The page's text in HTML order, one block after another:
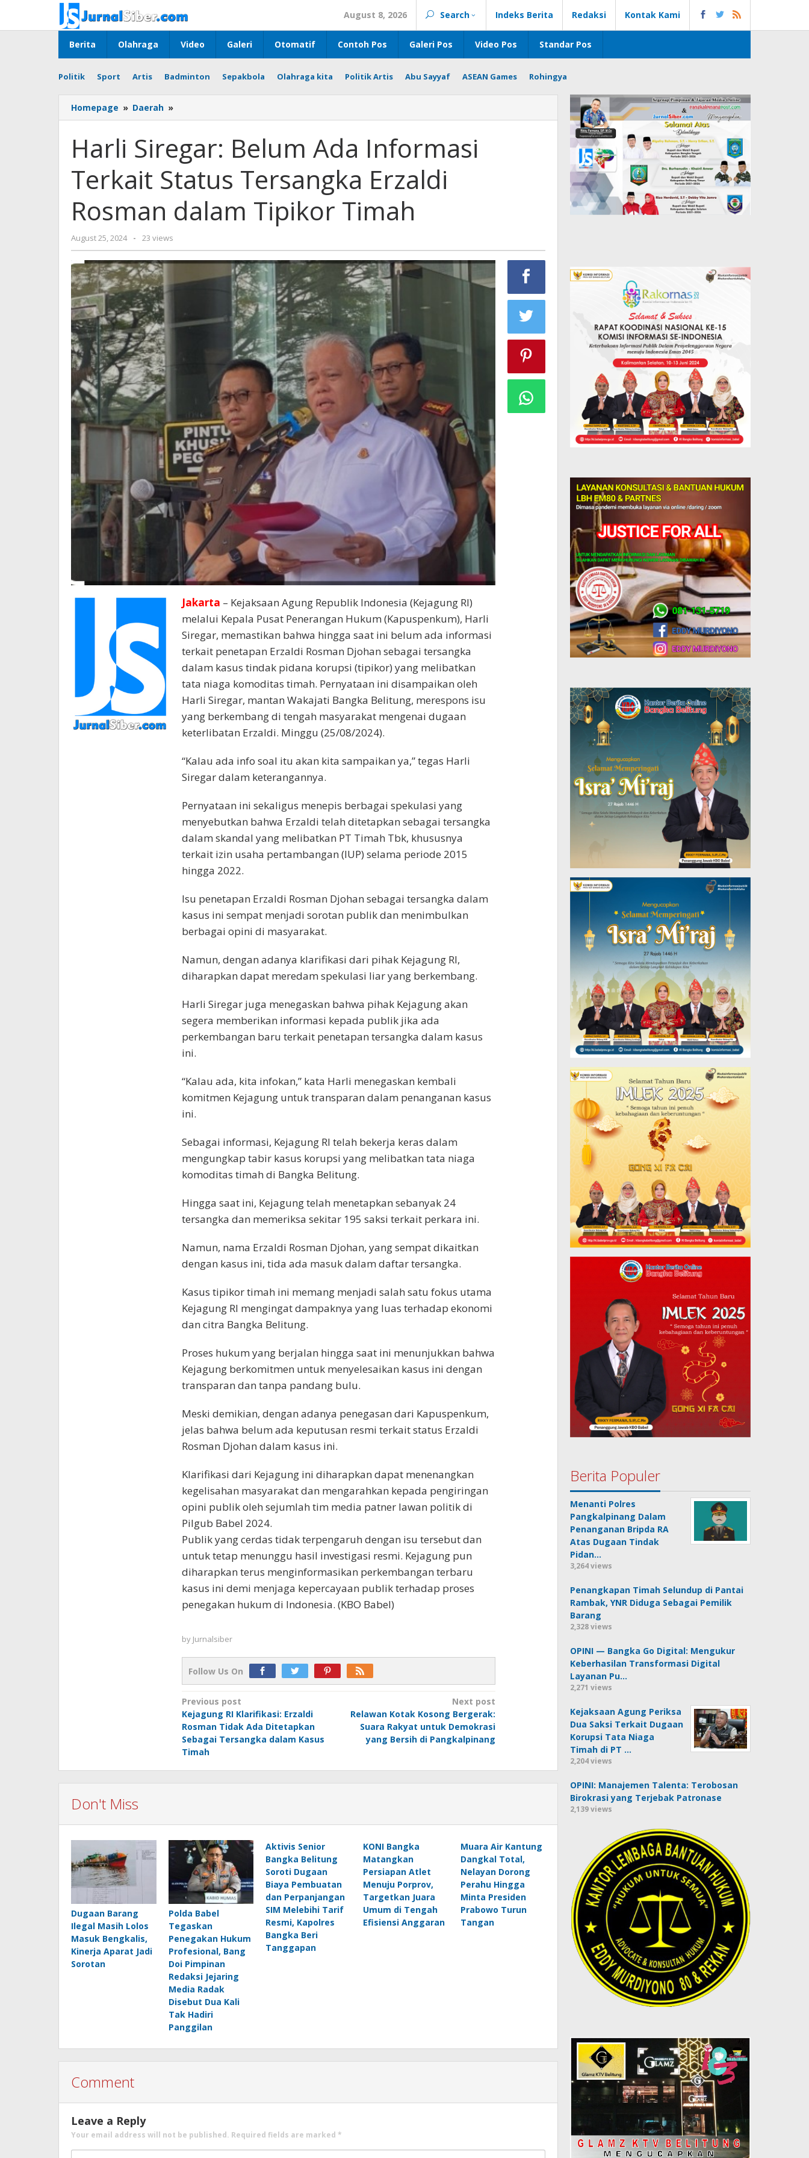
content
August 8, 2026 Search Indeks Berita Redaksi Kontak Kami
Berita Olahraga Video Galeri Otomatif Contoh Pos Galeri Pos Video Pos Standar Pos
Politik Sport Artis Badminton Sepakbola Olahraga kita Politik Artis Abu Sayyaf ASEAN Games Rohingya
Homepage » Daerah »
Siregar:
Ada
Informasi
Terkait
Status
Erzaldi
Rosman
Timah
Harli Siregar: Belum Ada Informasi
Terkait Status Tersangka Erzaldi
Rosman dalam Tipikor Timah
August 25, 2024
by
Jurnalsiber
- 23 views
Jakarta – Kejaksaan Agung Republik Indonesia (Kejagung RI)
melalui Kepala Pusat Penerangan Hukum (Kapuspenkum), Harli
Siregar, memastikan bahwa hingga saat ini belum ada informasi
terkait penetapan Erzaldi Rosman Djohan sebagai tersangka
dalam kasus tindak pidana korupsi (tipikor) yang melibatkan
tata niaga komoditas timah. Pernyataan ini disampaikan oleh
Harli Siregar, mantan Wakajati Bangka Belitung, merespons isu
yang berkembang di tengah masyarakat mengenai dugaan
keterlibatan Erzaldi. Minggu (25/08/2024).
“Kalau ada info soal itu akan kita sampaikan ya,” tegas Harli
Siregar dalam keterangannya.
Pernyataan ini sekaligus menepis berbagai spekulasi yang
menyebutkan bahwa Erzaldi telah ditetapkan sebagai tersangka
dalam skandal yang melibatkan PT Timah Tbk, khususnya
terkait izin usaha pertambangan (IUP) selama periode 2015
hingga 2022.
Isu penetapan Erzaldi Rosman Djohan sebagai tersangka dalam
kasus ini sempat menjadi sorotan publik dan menimbulkan
berbagai opini di masyarakat.
Namun, dengan adanya klarifikasi dari pihak Kejagung RI,
diharapkan dapat meredam spekulasi liar yang berkembang.
Harli Siregar juga menegaskan bahwa pihak Kejagung akan
segera memberikan informasi kepada publik jika ada
perkembangan baru terkait penetapan tersangka dalam kasus
ini.
“Kalau ada, kita infokan,” kata Harli menegaskan kembali
komitmen Kejagung untuk transparan dalam penanganan kasus
ini.
Sebagai informasi, Kejagung RI telah bekerja keras dalam
mengungkap tabir kasus korupsi yang melibatkan tata niaga
komoditas timah di Bangka Belitung.
Hingga saat ini, Kejagung telah menetapkan sebanyak 24
tersangka dan memeriksa sekitar 195 saksi terkait perkara ini.
Namun, nama Erzaldi Rosman Djohan, yang sempat dikaitkan
dengan kasus ini, tida ada masuk dalam daftar tersangka.
Kasus tipikor timah ini memang menjadi salah satu fokus utama
Kejagung RI mengingat dampaknya yang luas terhadap ekonomi
dan citra Bangka Belitung.
Proses hukum yang berjalan hingga saat ini menunjukkan bahwa
Kejagung berkomitmen untuk menyelesaikan kasus ini dengan
transparan dan tanpa pandang bulu.
Meski demikian, dengan adanya penegasan dari Kapuspenkum,
jelas bahwa belum ada keputusan resmi terkait status Erzaldi
Rosman Djohan dalam kasus ini.
Klarifikasi dari Kejagung ini diharapkan dapat menenangkan
kegelisahan masyarakat dan mengarahkan kepada pengiringan
opini publik oleh sejumlah tim media patner lawan politik di
Pilgub Babel 2024.
Publik yang cerdas tidak terpengaruh dengan isu tersebut dan
untuk tetap menunggu hasil investigasi resmi. Kejagung pun
diharapkan terus menginformasikan perkembangan terbaru
kasus ini demi menjaga kepercayaan publik terhadap proses
penegakan hukum di Indonesia. (KBO Babel)
by Jurnalsiber
Follow Us On
Post
navigation
Previous post
Kejagung RI Klarifikasi: Erzaldi
Rosman Tidak Ada Ditetapkan
Sebagai Tersangka dalam Kasus
Timah
Next post
Relawan Kotak Kosong Bergerak:
Suara Rakyat untuk Demokrasi
yang Bersih di Pangkalpinang
Don't Miss
Dugaan Barang
Ilegal Masih Lolos
Masuk Bengkalis,
Kinerja Aparat Jadi
Sorotan
Polda Babel
Tegaskan
Penegakan Hukum
Profesional, Bang
Doi Pimpinan
Redaksi Jejaring
Media Radak
Disebut Dua Kali
Tak Hadiri
Panggilan
Aktivis Senior
Bangka Belitung
Soroti Dugaan
Biaya Pembuatan
dan Perpanjangan
SIM Melebihi Tarif
Resmi, Kapolres
Bangka Beri
Tanggapan
KONI Bangka
Matangkan
Persiapan Atlet
Menuju Porprov,
Targetkan Juara
Umum di Tengah
Efisiensi Anggaran
Muara Air Kantung
Dangkal Total,
Nelayan Dorong
Perahu Hingga
Minta Presiden
Prabowo Turun
Tangan
Comment
Leave a Reply
Your email address will not be published. Required fields are marked *
Berita Populer
Menanti Polres
Pangkalpinang Dalam
Penanganan Bripda RA
Atas Dugaan Tindak
Pidan…
3,264 views
Penangkapan Timah Selundup di Pantai
Rambak, YNR Diduga Sebagai Pemilik
Barang
2,328 views
OPINI — Bangka Go Digital: Mengukur
Keberhasilan Transformasi Digital
Layanan Pu…
2,271 views
Kejaksaan Agung Periksa
Dua Saksi Terkait Dugaan
Korupsi Tata Niaga
Timah di PT …
2,204 views
OPINI: Manajemen Talenta: Terobosan
Birokrasi yang Terjebak Patronase
2,139 views